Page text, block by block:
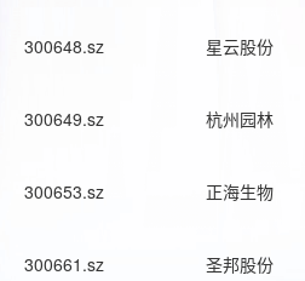
300648.sz 星云股份
300649.sz 杭州园林
300653.sz 正海生物
300661.sz 圣邦股份